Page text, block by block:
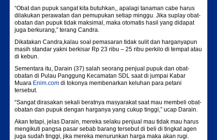
“Obat dan pupuk sangat kita butuhkan,, apalagi tanaman cabe harus
dilakukan perawatan dan pemupukan setiap minggu. Jika suplay obat-
obatan dan pupuk tidak maksimal, maka otomatis hasil yang didapat
juga berkurang,” terang Candra.
Dikatakan Candra,kalau soal pemasaran tidak sulit dan harganyapun
masih standar yakni berkisar Rp 23 ribu – 25 ribu perkilo di tempat atau
di kebun.
Sementara itu, Darain (37) salah seorang penjual pupuk dan obat-
obatan di Pulau Panggung Kecamatan SDL saat di jumpai Kabar
Muara Enim.com di tokonya membenarkan keluhan para petani
tersebut.
“Sangat dirasakan sekali beratnya masyarakat saat mau membeli obat-
obatan dan pupuk dengan harganya yang cukup tinggi,” ucap Darain.
Akan tetapi, jelas Darain, mereka selaku penjual mau tidak mau harus
mengikuti pangsa pasar sebab barang tersebut di beli di tingkat agen
juga sudah tinggi, jika mereka menurunkan harga maka akan rugi.